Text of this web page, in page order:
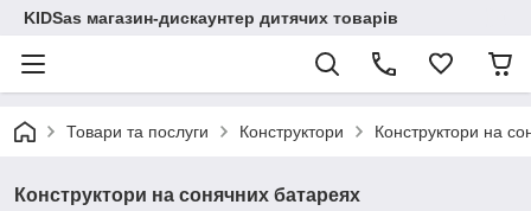
KIDSas магазин-дискаунтер дитячих товарів
Товари та послуги Конструктори Конструктори на
Конструктори на сонячних батареях